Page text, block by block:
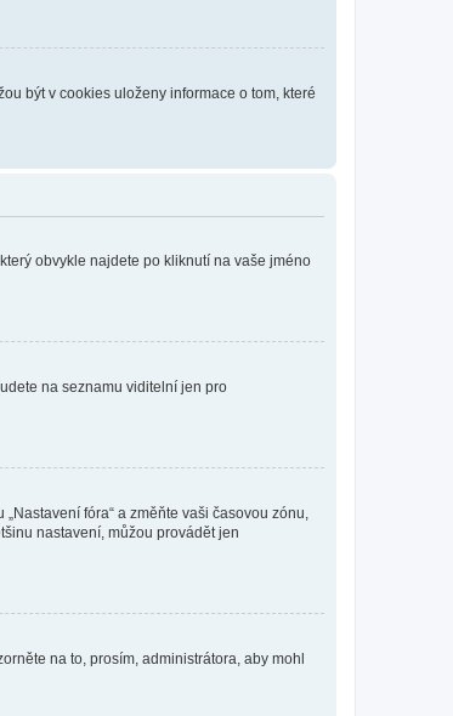
být v cookies uloženy informace o tom, které
obvykle najdete po kliknutí na vaše jméno
na seznamu viditelní jen pro
fóra“ a změňte vaši časovou zónu,
nastavení, můžou provádět jen
na to, prosím, administrátora, aby mohl